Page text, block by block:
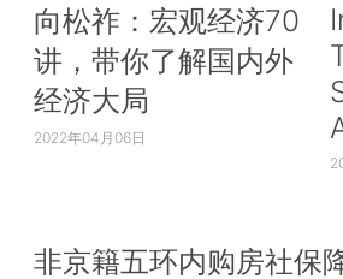
向松祚：宏观经济70
讲，带你了解国内外
经济大局
2022年04月06日
非京籍五环内购房社保